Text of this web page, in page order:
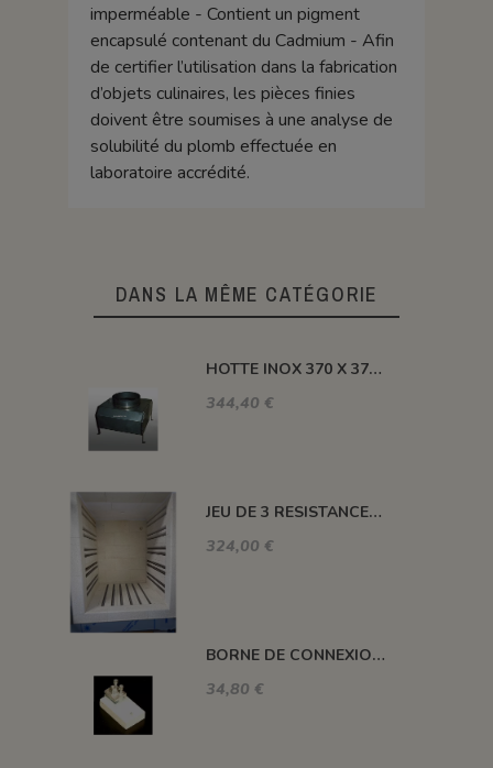
imperméable - Contient un pigment
encapsulé contenant du Cadmium - Afin
de certifier l’utilisation dans la fabrication
d’objets culinaires, les pièces finies
doivent être soumises à une analyse de
solubilité du plomb effectuée en
laboratoire accrédité.
DANS LA MÊME CATÉGORIE
HOTTE INOX 370 X 370 X H 410 MM
344,40 €
JEU DE 3 RESISTANCES 1300°C HELIOS 110 L
324,00 €
BORNE DE CONNEXION POUR FOUR H, ALFA, DELTA, HC ET SM
34,80 €